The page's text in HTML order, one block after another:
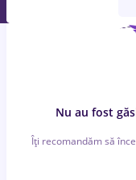
Nu au fost
Îți recomandăm să